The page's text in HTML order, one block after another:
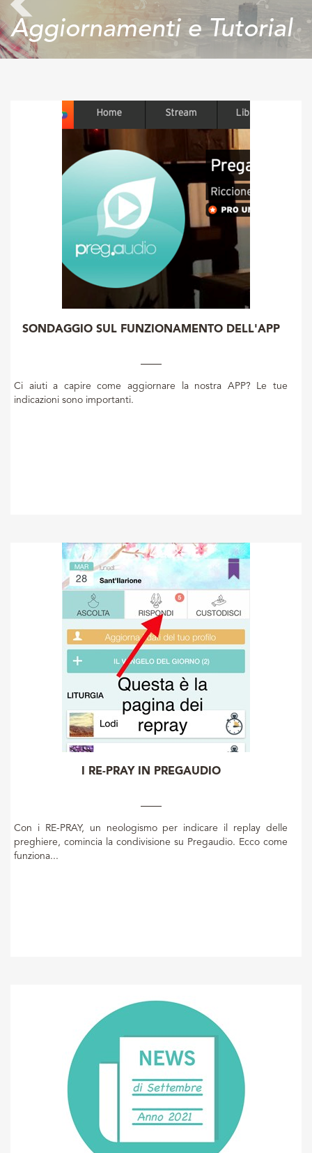
Aggiornamenti e Tutorial
SONDAGGIO SUL FUNZIONAMENTO DELL'APP
Ci aiuti a capire come aggiornare la nostra APP? Le tue
indicazioni sono importanti.
I RE-PRAY IN PREGAUDIO
Con i RE-PRAY, un neologismo per indicare il replay delle
preghiere, comincia la condivisione su Pregaudio. Ecco come
funziona...